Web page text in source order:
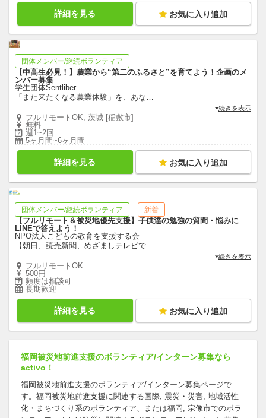
詳細を見る お気に入り追加
団体メンバー/継続ボランティア
【中高生必見！】農業から“第二のふるさと”を育てよう！企画のメ
ンバー募集
学生団体Sentliber
「また来たくなる農業体験」を、あな…
続きを表示
フルリモートOK, 茨城 [稲敷市]
無料
週1~2回
5ヶ月間~6ヶ月間
詳細を見る お気に入り追加
団体メンバー/継続ボランティア 新着
【フルリモート＆被災地優先支援】子供達の勉強の質問・悩みに
LINEで答えよう！
NPO法人こどもの教育を支援する会
【朝日、読売新聞、めざましテレビで…
続きを表示
フルリモートOK
500円
頻度は相談可
長期歓迎
詳細を見る お気に入り追加
福岡被災地前進支援のボランティア/インターン募集なら
activo！
福岡被災地前進支援のボランティア/インターン募集ページで
す。福岡被災地前進支援に関連する国際, 震災・災害, 地域活性
化・まちづくり系のボランティア、または福岡, 宗像市でのボラ